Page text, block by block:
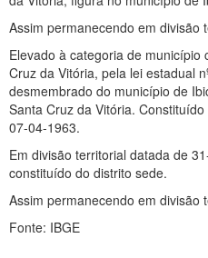
Assim permanecendo em divisão
Elevado à categoria de
Cruz da Vitória, pela lei estadual
desmembrado do município de
Santa Cruz da Vitória.
07-04-1963.
Em divisão territorial datada de
constituído do distrito sede.
Assim permanecendo em divisão
Fonte: IBGE